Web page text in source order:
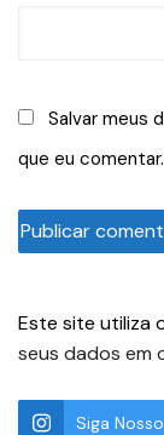
Salvar meus
que eu comentar.
Este site utiliza
seus dados em
Siga